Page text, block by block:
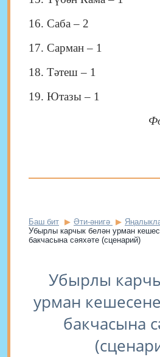
16. Саба – 2
17. Сарман – 1
18. Тәтеш – 1
19. Ютазы – 1
Баш бит Әти-әнигә
Убырлы карчык белән урман
бакчасына сәяхәте (сценарий)
Убырлы
урман
бакчасына